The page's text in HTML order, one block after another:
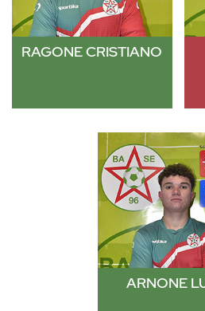
RAGONE CRISTIANO
ARNONE